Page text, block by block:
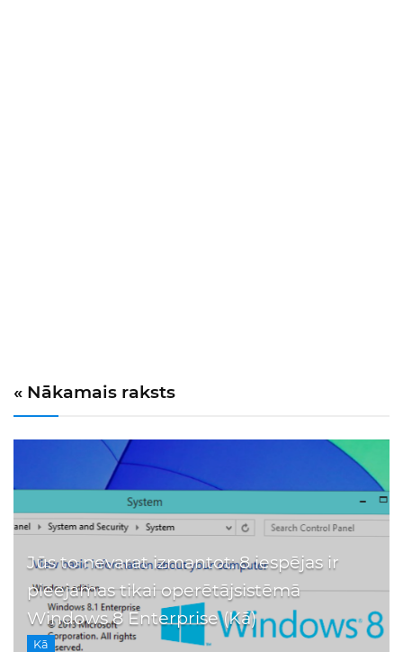
« Nākamais raksts
Jūs to nevarat izmantot: 8 iespējas ir
pieejamas tikai operētājsistēmā
Windows 8 Enterprise (Kā)
Kā